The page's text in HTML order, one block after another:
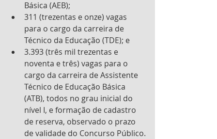
Básica (AEB);
311 (trezentas e onze) vagas
para o cargo da carreira de
Técnico da Educação (TDE); e
3.393 (três mil trezentas e
noventa e três) vagas para o
cargo da carreira de Assistente
Técnico de Educação Básica
(ATB), todos no grau inicial do
nível I, e formação de cadastro
de reserva, observado o prazo
de validade do Concurso Público.